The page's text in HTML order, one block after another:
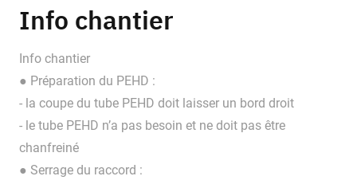
Info chantier
Info chantier
● Préparation du PEHD :
- la coupe du tube PEHD doit laisser un bord droit
- le tube PEHD n’a pas besoin et ne doit pas être
chanfreiné
● Serrage du raccord :